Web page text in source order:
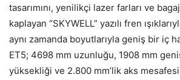
tasarımını, yenilikçi lazer farları ve
kaplayan “SKYWELL” yazılı fren
aynı zamanda boyutlarıyla geniş bir iç
ET5; 4698 mm uzunluğu, 1908 mm
yüksekliği ve 2.800 mm’lik aks mesafesi